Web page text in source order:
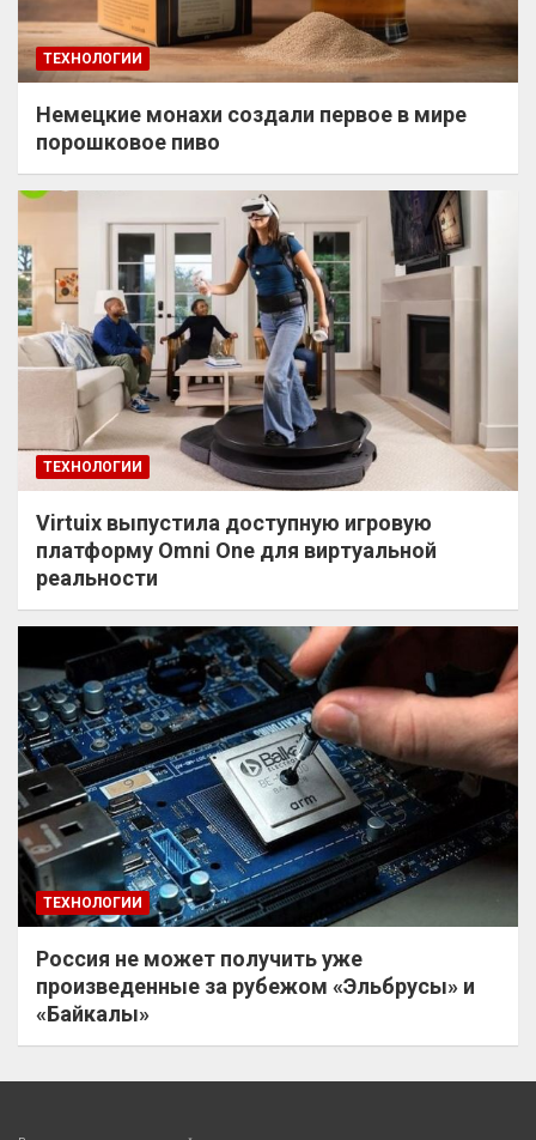
ТЕХНОЛОГИИ
Немецкие монахи создали первое в мире
порошковое пиво
ТЕХНОЛОГИИ
Virtuix выпустила доступную игровую
платформу Omni One для виртуальной
реальности
ТЕХНОЛОГИИ
Россия не может получить уже
произведенные за рубежом «Эльбрусы» и
«Байкалы»